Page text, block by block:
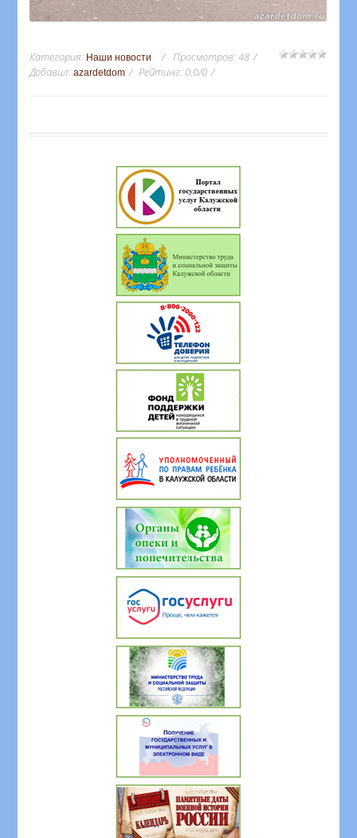
Категория: Наши новости Просмотров:48
Добавил: azardetdom Рейтинг: 0.0/0